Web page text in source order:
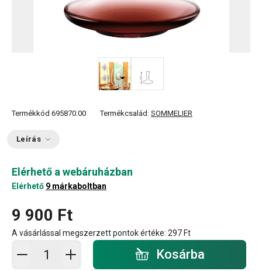
Termékkód 695870.00 Termékcsalád: SOMMELIER
Leírás
Elérhető a webáruházban
Elérhető 9 márkaboltban
9 900 Ft
A vásárlással megszerzett pontok értéke: 297 Ft
Kosárba - mennyiség Kosárba